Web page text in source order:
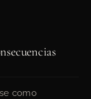
como